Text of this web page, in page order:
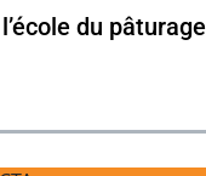
du pâturage